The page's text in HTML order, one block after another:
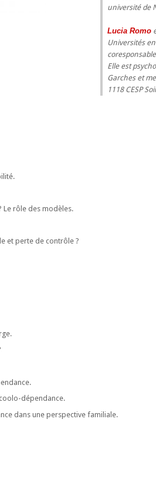
université de
Lucia Romo
Universités
Elle est
Garches et
1118 CESP
Le rôle des modèles.
et perte de contrôle ?
dépendance.
dans une perspective familiale.